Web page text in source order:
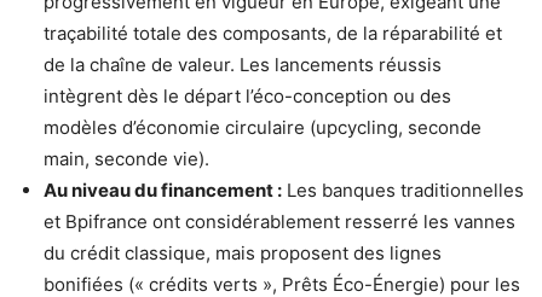
traçabilité totale des composants, de la réparabilité et
de la chaîne de valeur. Les lancements réussis
intègrent dès le départ l’éco-conception ou des
modèles d’économie circulaire (upcycling, seconde
main, seconde vie).
Au niveau du financement : Les banques traditionnelles
et Bpifrance ont considérablement resserré les vannes
du crédit classique, mais proposent des lignes
bonifiées (« crédits verts », Prêts Éco-Énergie) pour les